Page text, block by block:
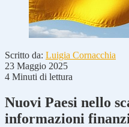
Scritto da: Luigia Cornacchia
23 Maggio 2025
4 Minuti di lettura
Nuovi Paesi nello
informazioni